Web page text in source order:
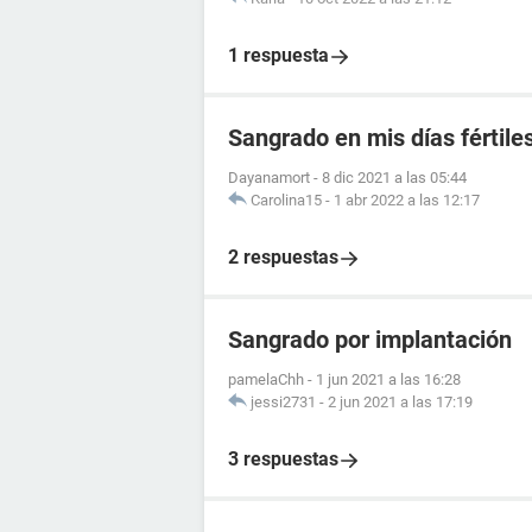
1 respuesta
Sangrado en mis días
Dayanamort - 8 dic 2021 a las 05:44
Carolina15 - 1 abr 2022 a las 12:17
2 respuestas
Sangrado por implantación
pamelaChh - 1 jun 2021 a las 16:28
jessi2731 - 2 jun 2021 a las 17:19
3 respuestas